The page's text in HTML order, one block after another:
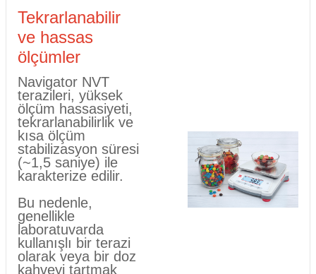
Tekrarlanabilir
ve hassas
ölçümler
Navigator NVT
terazileri, yüksek
ölçüm hassasiyeti,
tekrarlanabilirlik ve
kısa ölçüm
stabilizasyon süresi
(~1,5 saniye) ile
karakterize edilir.
Bu nedenle,
genellikle
laboratuvarda
kullanışlı bir terazi
olarak veya bir doz
kahveyi tartmak